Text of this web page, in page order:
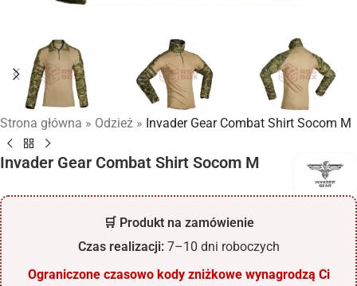
Strona główna » Odzież » Invader Gear Combat Shirt Socom M
Invader Gear Combat Shirt Socom M
🛒 Produkt na zamówienie
Czas realizacji:7–10 dni roboczych
Ograniczone czasowo kody zniżkowe wynagrodzą Ci